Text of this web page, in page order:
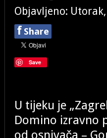
Objavljeno:
f Share
Save
U tijeku je
Domino izravno
od osnivača –